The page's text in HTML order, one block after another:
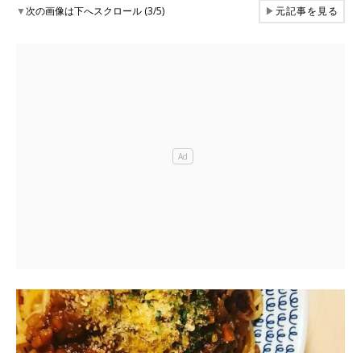
▼次の画像は下へスクロール (3/5) ▶元記事を見る